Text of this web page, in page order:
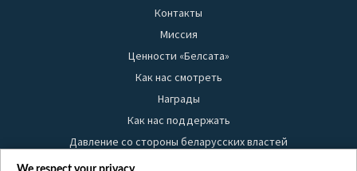
Контакты
Миссия
Ценности «Белсата»
Как нас смотреть
Награды
Как нас поддержать
Давление со стороны беларусских властей
Правила использования материалов